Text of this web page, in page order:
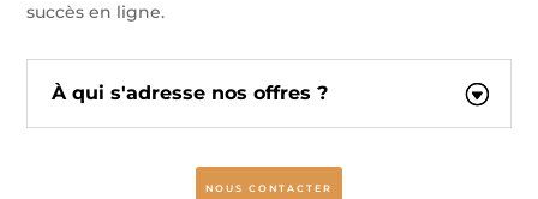
succès en ligne.
À qui s'adresse nos offres ?
NOUS CONTACTER